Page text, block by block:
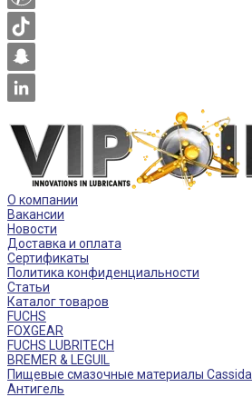
О компании
Вакансии
Новости
Доставка и оплата
Сертификаты
Политика конфиденциальности
Статьи
Каталог товаров
FUCHS
FOXGEAR
FUCHS LUBRITECH
BREMER & LEGUIL
Пищевые смазочные материалы Cassida
Антигель